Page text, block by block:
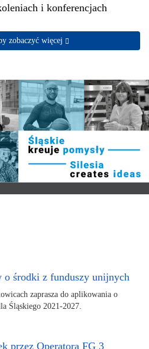
i konferencjach
zobaczyć więcej
o środki z funduszy unijnych
zaprasza do aplikowania o
Śląskiego 2021-2027.
przez Operatora FG 3